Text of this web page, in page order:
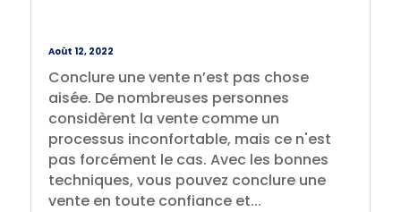
Août 12, 2022
Conclure une vente n’est pas chose
aisée. De nombreuses personnes
considèrent la vente comme un
processus inconfortable, mais ce n'est
pas forcément le cas. Avec les bonnes
techniques, vous pouvez conclure une
vente en toute confiance et...